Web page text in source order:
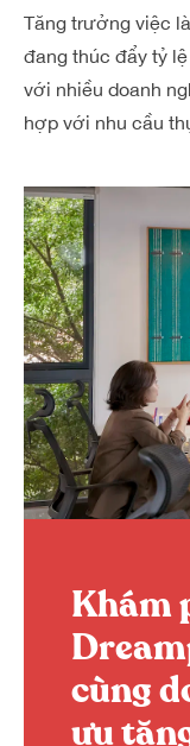
Tăng trưởng việc
đang thúc đẩy tỷ
với nhiều doanh
hợp với nhu cầu
Khám
cùng
ưu